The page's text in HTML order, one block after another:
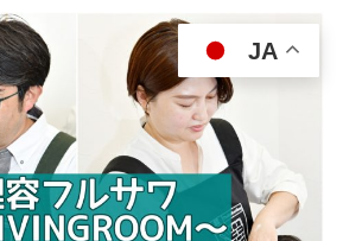
JA